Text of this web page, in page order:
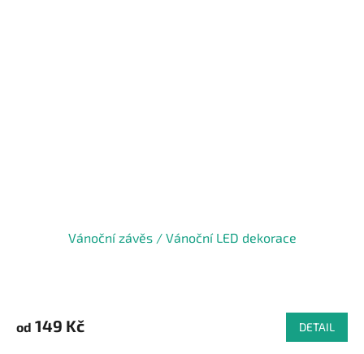
Vánoční závěs / Vánoční LED dekorace
produktu
je
od 149 Kč DETAIL